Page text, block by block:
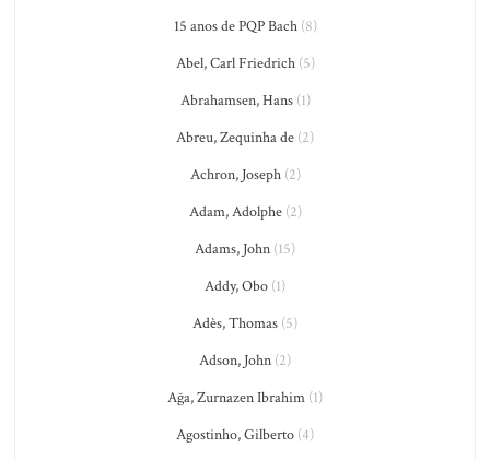
15 anos de PQP Bach(8)
Abel, Carl Friedrich(5)
Abrahamsen, Hans(1)
Abreu, Zequinha de (2)
Achron, Joseph(2)
Adam, Adolphe(2)
Adams, John (15)
Addy, Obo (1)
Adès, Thomas (5)
Adson, John (2)
Ağa, Zurnazen Ibrahim (1)
Agostinho, Gilberto (4)